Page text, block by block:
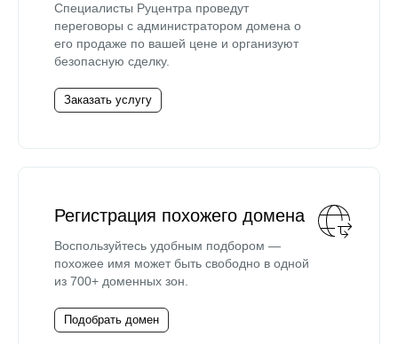
Специалисты Руцентра проведут
переговоры с администратором домена о
его продаже по вашей цене и организуют
безопасную сделку.
Заказать услугу
Регистрация похожего домена
Воспользуйтесь удобным подбором —
похожее имя может быть свободно в одной
из 700+ доменных зон.
Подобрать домен